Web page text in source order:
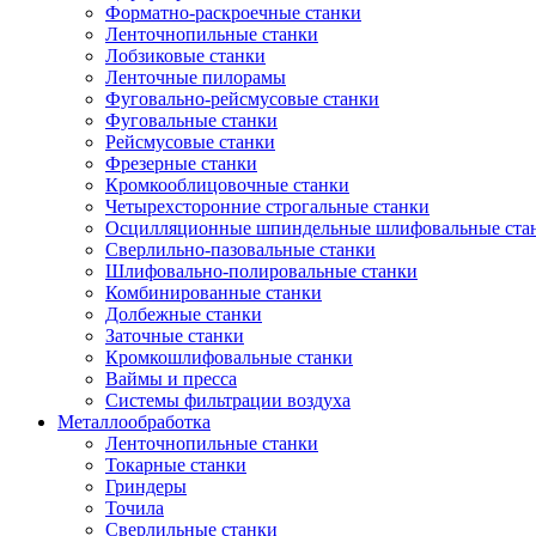
Форматно-раскроечные станки
Ленточнопильные станки
Лобзиковые станки
Ленточные пилорамы
Фуговально-рейсмусовые станки
Фуговальные станки
Рейсмусовые станки
Фрезерные станки
Кромкооблицовочные станки
Четырехсторонние строгальные станки
Осцилляционные шпиндельные шлифовальные
Сверлильно-пазовальные станки
Шлифовально-полировальные станки
Комбинированные станки
Долбежные станки
Заточные станки
Кромкошлифовальные станки
Ваймы и пресса
Системы фильтрации воздуха
Металлообработка
Ленточнопильные станки
Токарные станки
Гриндеры
Точила
Сверлильные станки